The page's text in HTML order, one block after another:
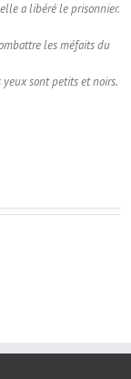
a libéré le prisonnier.
les méfaits du
sont petits et noirs.